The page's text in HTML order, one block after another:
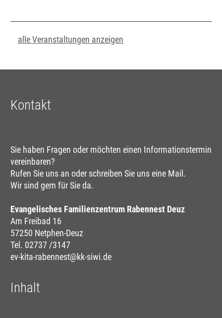
alle Veranstaltungen anzeigen
Kontakt
Sie haben Fragen oder möchten einen Informationstermin
vereinbaren?
Rufen Sie uns an oder schreiben Sie uns eine Mail.
Wir sind gern für Sie da.
Evangelisches Familienzentrum Rabennest Deuz
Am Freibad 16
57250 Netphen-Deuz
Tel. 02737 /3147
ev-kita-rabennest@kk-siwi.de
Inhalt